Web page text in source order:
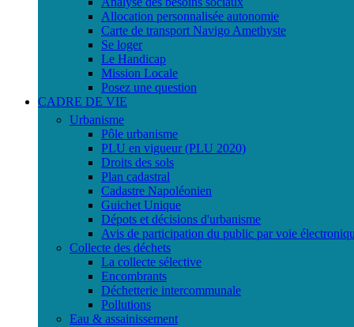
Allocation personnalisée autonomie
Carte de transport Navigo Amethyste
Se loger
Le Handicap
Mission Locale
Posez une question
CADRE DE VIE
Urbanisme
Pôle urbanisme
PLU en vigueur (PLU 2020)
Droits des sols
Plan cadastral
Cadastre Napoléonien
Guichet Unique
Dépots et décisions d'urbanisme
Avis de participation du public par voie
Collecte des déchets
La collecte sélective
Encombrants
Déchetterie intercommunale
Pollutions
Eau & assainissement